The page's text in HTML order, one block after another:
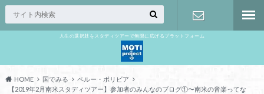
人生の選択肢をスタディツアーで無限に広げるプラットフォーム
HOME 国でみる
ペルー・ボリビア
【2019年2月南米スタディツアー】参加者のみんなのブログ①〜南米の音楽ってな